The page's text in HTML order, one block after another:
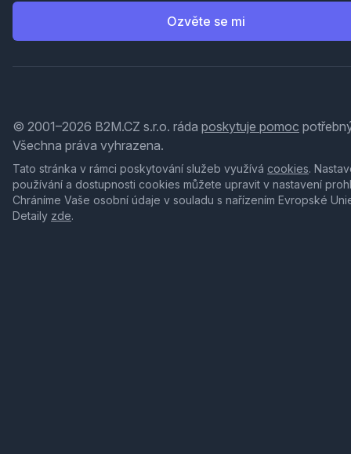
Ozvěte se mi
© 2001–2026 B2M.CZ s.r.o. ráda poskytuje pomoc
Všechna práva vyhrazena.
Tato stránka v rámci poskytování služeb využívá cookies.
používání a dostupnosti cookies můžete upravit v nastavení
Chráníme Vaše osobní údaje v souladu s nařízením Evropské
Detaily zde.